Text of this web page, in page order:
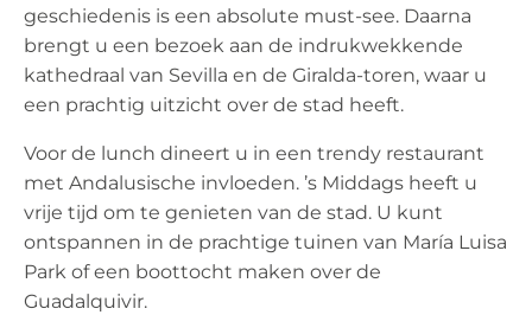
geschiedenis is een absolute must-see. Daarna
brengt u een bezoek aan de indrukwekkende
kathedraal van Sevilla en de Giralda-toren, waar u
een prachtig uitzicht over de stad heeft.
Voor de lunch dineert u in een trendy restaurant
met Andalusische invloeden. ’s Middags heeft u
vrije tijd om te genieten van de stad. U kunt
ontspannen in de prachtige tuinen van María Luisa
Park of een boottocht maken over de
Guadalquivir.